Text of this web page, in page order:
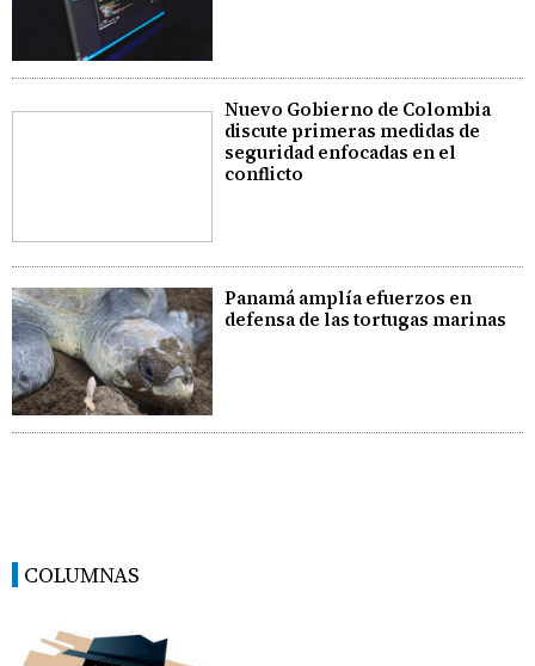
Nuevo Gobierno de Colombia
discute primeras medidas de
seguridad enfocadas en el
conflicto
Panamá amplía efuerzos en
defensa de las tortugas marinas
COLUMNAS